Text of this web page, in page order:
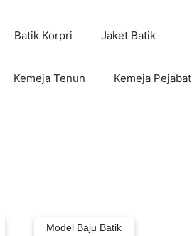
Batik Korpri Jaket Batik
Kemeja Tenun Kemeja Pejabat
Model Baju Batik